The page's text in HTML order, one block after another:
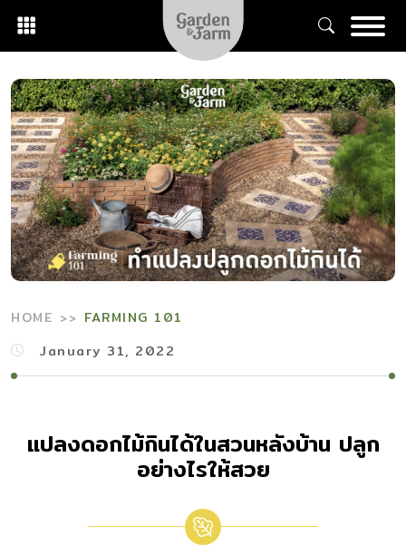
content
HOME
FARMING 101
January 31, 2022
แปลงดอกไม้กินได้ในสวนหลังบ้าน ปลูก
อย่างไรให้สวย